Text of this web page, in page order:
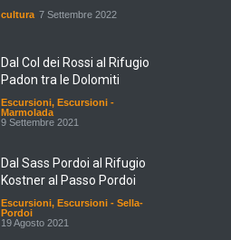
cultura 7 Settembre 2022
Dal Col dei Rossi al Rifugio
Padon tra le Dolomiti
Escursioni, Escursioni -
Marmolada
9 Settembre 2021
Dal Sass Pordoi al Rifugio
Kostner al Passo Pordoi
Escursioni, Escursioni - Sella-
Pordoi
19 Agosto 2021